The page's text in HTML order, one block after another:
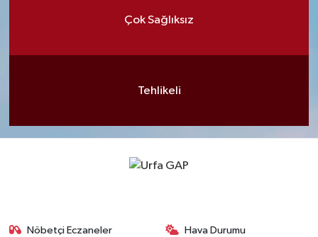
Çok Sağlıksız
Tehlikeli
Nöbetçi Eczaneler Hava Durumu